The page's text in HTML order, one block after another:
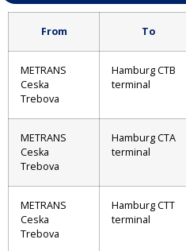
From To
METRANS
Ceska
Trebova
Hamburg CTB
terminal
METRANS
Ceska
Trebova
Hamburg CTA
terminal
METRANS
Ceska
Trebova
Hamburg CTT
terminal